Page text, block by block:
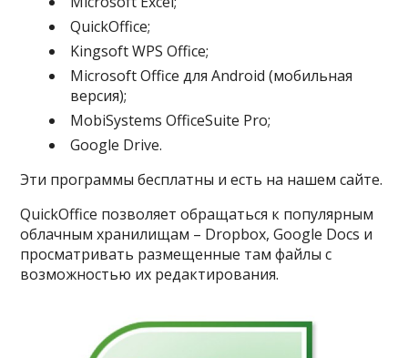
QuickOffice;
Kingsoft WPS Office;
Microsoft Office для Android (мобильная
версия);
MobiSystems OfficeSuite Pro;
Google Drive.
Эти программы бесплатны и есть на нашем сайте.
QuickOffice позволяет обращаться к популярным
облачным хранилищам – Dropbox, Google Docs и
просматривать размещенные там файлы с
возможностью их редактирования.